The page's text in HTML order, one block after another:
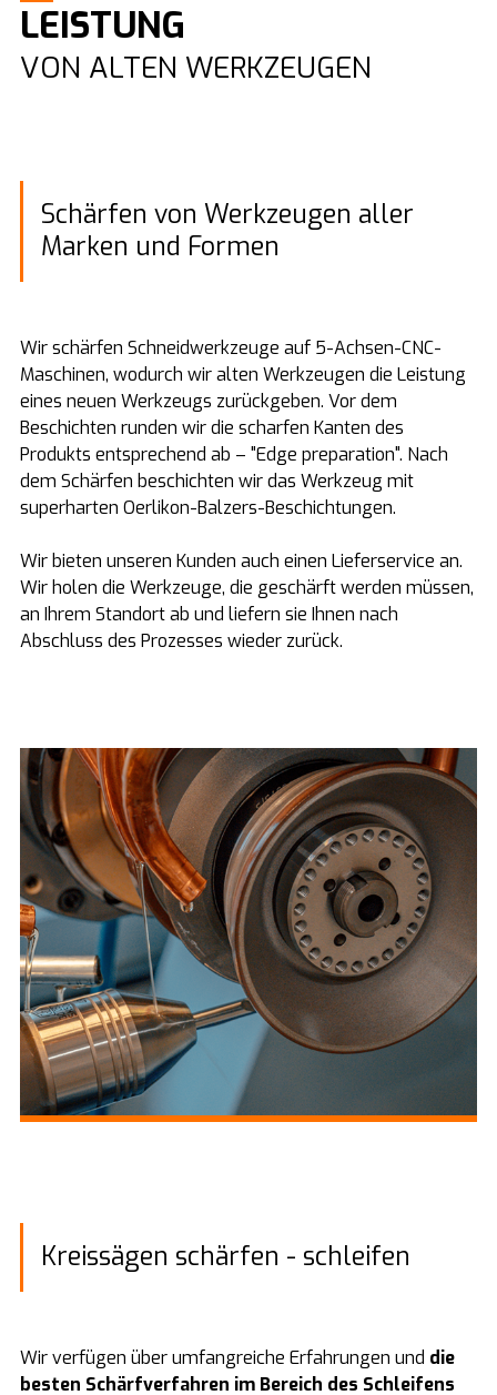
LEISTUNG
VON ALTEN WERKZEUGEN
Schärfen von Werkzeugen aller
Marken und Formen
Wir schärfen Schneidwerkzeuge auf 5-Achsen-CNC-
Maschinen, wodurch wir alten Werkzeugen die Leistung
eines neuen Werkzeugs zurückgeben. Vor dem
Beschichten runden wir die scharfen Kanten des
Produkts entsprechend ab – "Edge preparation". Nach
dem Schärfen beschichten wir das Werkzeug mit
superharten Oerlikon-Balzers-Beschichtungen.
Wir bieten unseren Kunden auch einen Lieferservice an.
Wir holen die Werkzeuge, die geschärft werden müssen,
an Ihrem Standort ab und liefern sie Ihnen nach
Abschluss des Prozesses wieder zurück.
Kreissägen schärfen - schleifen
Wir verfügen über umfangreiche Erfahrungen und die
besten Schärfverfahren im Bereich des Schleifens